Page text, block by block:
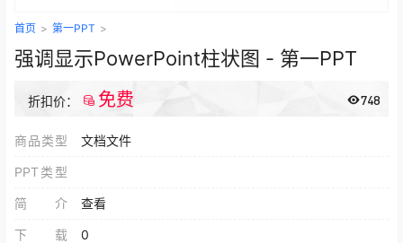
首页 > 第一PPT >
强调显示PowerPoint柱状图 - 第一PPT
折扣价： 免费 748
商品类型 文档文件
PPT类型
简介 查看
下载 0